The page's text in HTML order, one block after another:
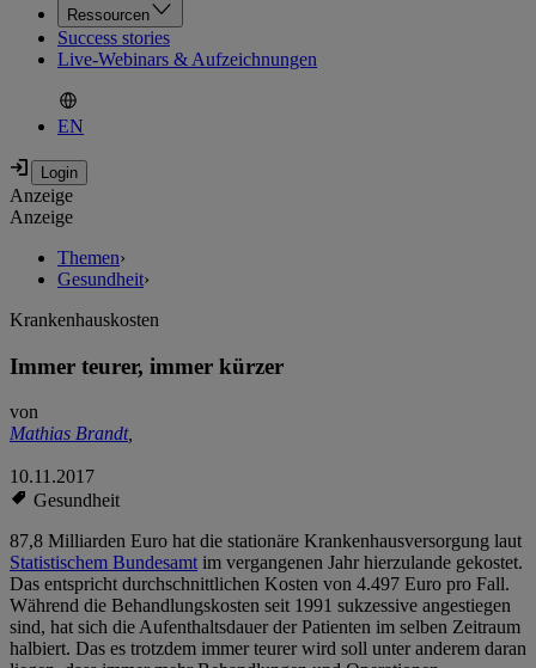
Ressourcen
Success stories
Live-Webinars & Aufzeichnungen
EN
Anzeige
Anzeige
Themen›
Gesundheit›
Krankenhauskosten
Immer teurer, immer kürzer
von
Mathias Brandt,
10.11.2017
Gesundheit
87,8 Milliarden Euro hat die stationäre Krankenhausversorgung laut
Statistischem Bundesamtim vergangenen Jahr hierzulande gekostet.
Das entspricht durchschnittlichen Kosten von 4.497 Euro pro Fall.
Während die Behandlungskosten seit 1991 sukzessive angestiegen
sind, hat sich die Aufenthaltsdauer der Patienten im selben Zeitraum
halbiert. Das es trotzdem immer teurer wird soll unter anderem daran